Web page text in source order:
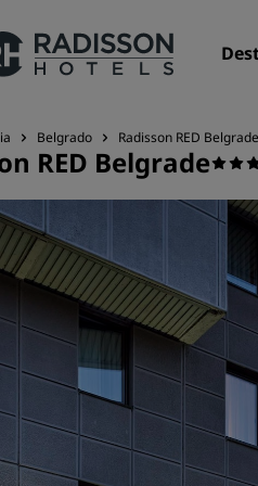
Hotels
Belgrado Radisson RED Belgrade
RED Belgrade